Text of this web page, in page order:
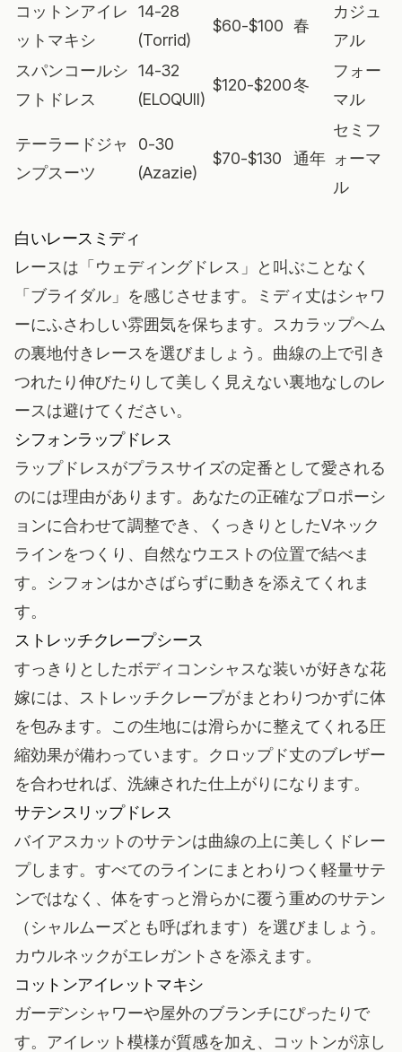
コットンアイレ
ットマキシ
14-28
(Torrid)
$60-$100 春
カジュ
アル
スパンコールシ
フトドレス
14-32
(ELOQUII)
$120-$200冬
フォー
マル
テーラードジャ
ンプスーツ
0-30
(Azazie)
$70-$130 通年
セミフ
ォーマ
ル
白いレースミディ
レースは「ウェディングドレス」と叫ぶことなく
「ブライダル」を感じさせます。ミディ丈はシャワ
ーにふさわしい雰囲気を保ちます。スカラップヘム
の裏地付きレースを選びましょう。曲線の上で引き
つれたり伸びたりして美しく見えない裏地なしのレ
ースは避けてください。
シフォンラップドレス
ラップドレスがプラスサイズの定番として愛される
のには理由があります。あなたの正確なプロポーシ
ョンに合わせて調整でき、くっきりとしたVネック
ラインをつくり、自然なウエストの位置で結べま
す。シフォンはかさばらずに動きを添えてくれま
す。
ストレッチクレープシース
すっきりとしたボディコンシャスな装いが好きな花
嫁には、ストレッチクレープがまとわりつかずに体
を包みます。この生地には滑らかに整えてくれる圧
縮効果が備わっています。クロップド丈のブレザー
を合わせれば、洗練された仕上がりになります。
サテンスリップドレス
バイアスカットのサテンは曲線の上に美しくドレー
プします。すべてのラインにまとわりつく軽量サテ
ンではなく、体をすっと滑らかに覆う重めのサテン
（シャルムーズとも呼ばれます）を選びましょう。
カウルネックがエレガントさを添えます。
コットンアイレットマキシ
ガーデンシャワーや屋外のブランチにぴったりで
す。アイレット模様が質感を加え、コットンが涼し